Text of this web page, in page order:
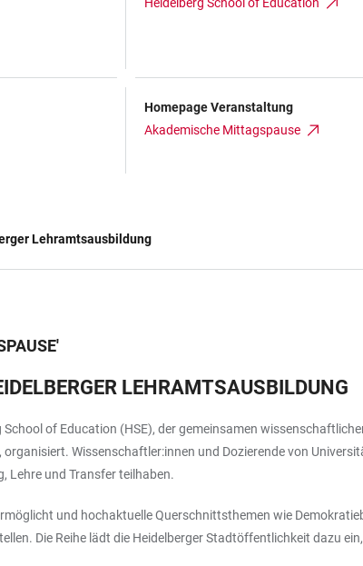
Homepage Veranstaltung
Akademische Mittagspause
Lehramtsausbildung
'
LEHRAMTSAUSBILDUNG
of Education (HSE), der gemeinsamen
Wissenschaftler:innen und Dozierende von
Lehre und Transfer teilhaben.
und hochaktuelle Querschnittsthemen wie
Die Reihe lädt die Heidelberger Stadtöffentlichkeit dazu